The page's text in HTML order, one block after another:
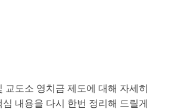
교도소 영치금 제도에 대해 자세히
내용을 다시 한번 정리해 드릴게